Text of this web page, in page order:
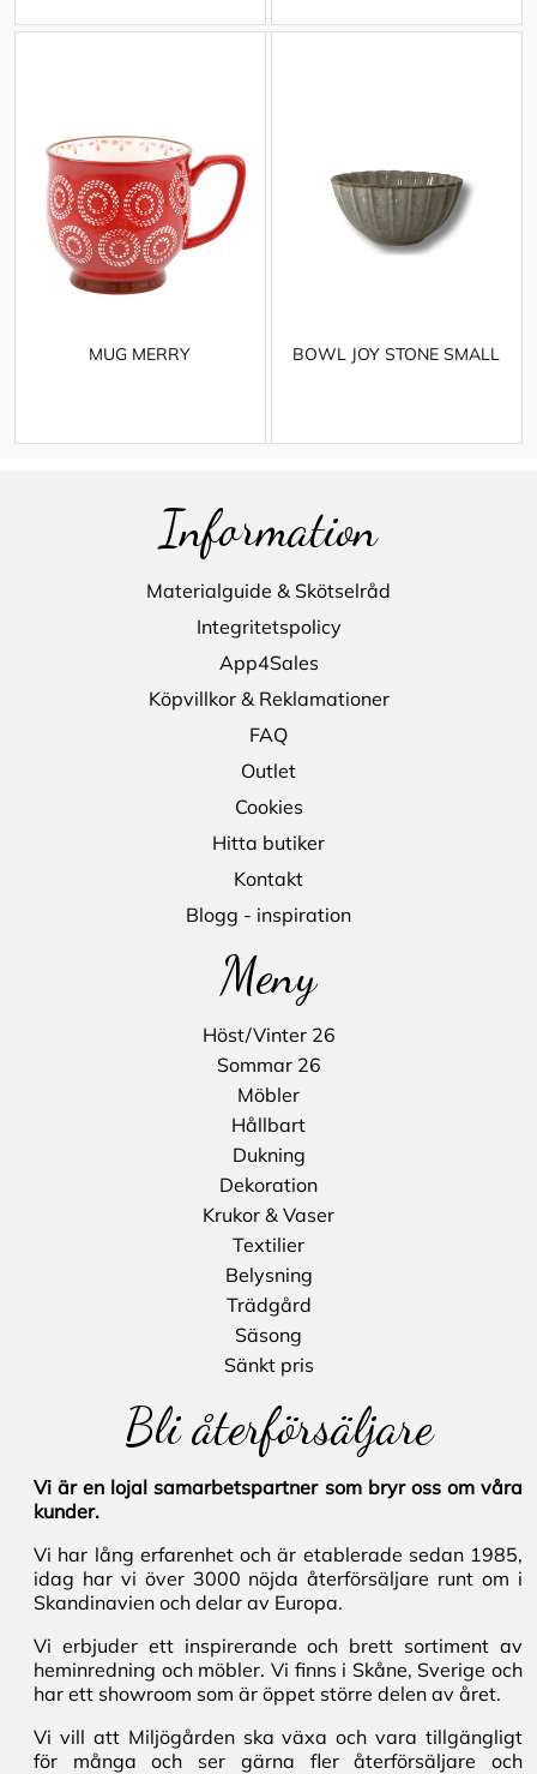
MUG MERRY BOWL JOY STONE SMALL
Information
Materialguide & Skötselråd
Integritetspolicy
App4Sales
Köpvillkor & Reklamationer
FAQ
Outlet
Cookies
Hitta butiker
Kontakt
Blogg - inspiration
Meny
Höst/Vinter 26
Sommar 26
Möbler
Hållbart
Dukning
Dekoration
Krukor & Vaser
Textilier
Belysning
Trädgård
Säsong
Sänkt pris
Bli återförsäljare
Vi är en lojal samarbetspartner som bryr oss om våra
kunder.
Vi har lång erfarenhet och är etablerade sedan 1985,
idag har vi över 3000 nöjda återförsäljare runt om i
Skandinavien och delar av Europa.
Vi erbjuder ett inspirerande och brett sortiment av
heminredning och möbler. Vi finns i Skåne, Sverige och
har ett showroom som är öppet större delen av året.
Vi vill att Miljögården ska växa och vara tillgängligt
för många och ser gärna fler återförsäljare och